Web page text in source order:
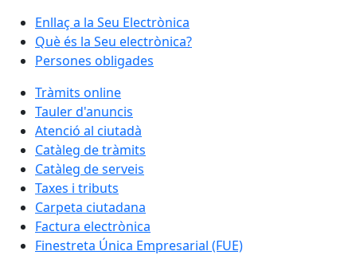
Enllaç a la Seu Electrònica
Què és la Seu electrònica?
Persones obligades
Tràmits online
Tauler d'anuncis
Atenció al ciutadà
Catàleg de tràmits
Catàleg de serveis
Taxes i tributs
Carpeta ciutadana
Factura electrònica
Finestreta Única Empresarial (FUE)